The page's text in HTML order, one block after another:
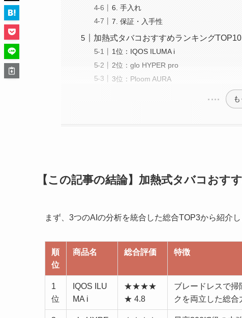
6. 手入れ
7. 保証・入手性
加熱式タバコおすすめランキングTOP10
1位：IQOS ILUMA i
2位：glo HYPER pro
3位：Ploom AURA
【この記事の結論】加熱式タバコおす
まず、3つのAIの分析を統合した総合TOP3から紹介し
順
位
商品名 総合評価 特徴
1
位
IQOS ILU
MA i
★★★★
★ 4.8
ブレードレスで掃
クを両立した総合